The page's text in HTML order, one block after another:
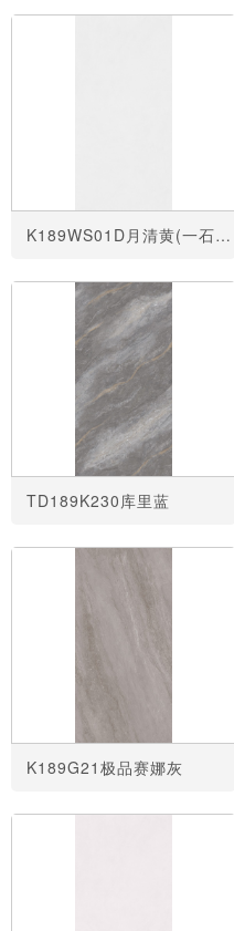
K189WS01D月清黄(一石四面)
TD189K230库里蓝
K189G21极品赛娜灰